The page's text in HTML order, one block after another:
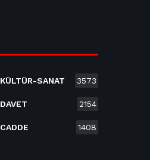
KÜLTÜR-SANAT 3573
DAVET 2154
CADDE 1408